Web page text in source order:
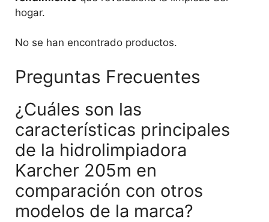
hogar.
No se han encontrado productos.
Preguntas Frecuentes
¿Cuáles son las
características principales
de la hidrolimpiadora
Karcher 205m en
comparación con otros
modelos de la marca?